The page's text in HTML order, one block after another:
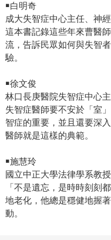
￭白明奇
成大失智症中心主任、神
這本書記錄這些年來曹醫
流，告訴民眾如何與失智
驗。
￭徐文俊
林口長庚醫院失智症中心
失智症醫師要不安於「室
智症的重要，並且還要深
醫師就是這樣的典範。
￭施慧玲
國立中正大學法律學系教
「不是遺忘，是時時刻刻
地老化，他總是穩健地握
動。